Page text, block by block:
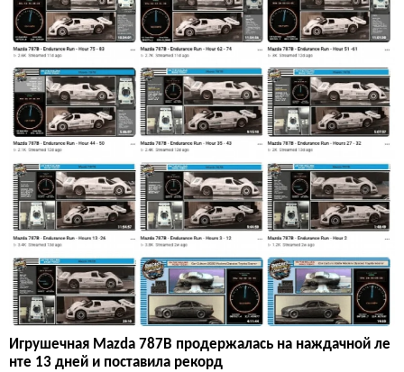
Игрушечная Mazda 787B продержалась на наждачной ле
нте 13 дней и поставила рекорд